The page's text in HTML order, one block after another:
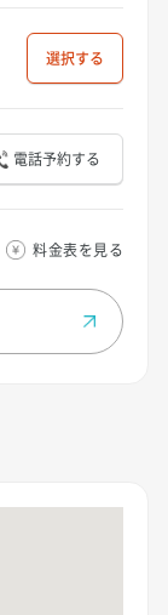
選択
電話予約する
料金表を見る